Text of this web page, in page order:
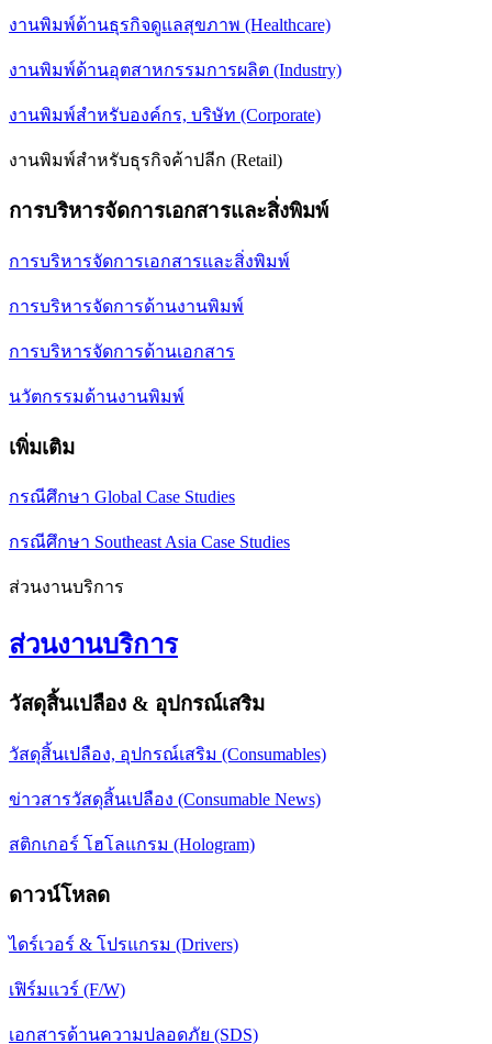
งานพิมพ์ด้านธุรกิจดูแลสุขภาพ (Healthcare)
งานพิมพ์ด้านอุตสาหกรรมการผลิต (Industry)
งานพิมพ์สำหรับองค์กร, บริษัท (Corporate)
งานพิมพ์สำหรับธุรกิจค้าปลีก (Retail)
การบริหารจัดการเอกสารและสิ่งพิมพ์
การบริหารจัดการเอกสารและสิ่งพิมพ์
การบริหารจัดการด้านงานพิมพ์
การบริหารจัดการด้านเอกสาร
นวัตกรรมด้านงานพิมพ์
เพิ่มเติม
กรณีศึกษา Global Case Studies
กรณีศึกษา Southeast Asia Case Studies
ส่วนงานบริการ
ส่วนงานบริการ
วัสดุสิ้นเปลือง & อุปกรณ์เสริม
วัสดุสิ้นเปลือง, อุปกรณ์เสริม (Consumables)
ข่าวสารวัสดุสิ้นเปลือง (Consumable News)
สติกเกอร์ โฮโลแกรม (Hologram)
ดาวน์โหลด
ไดร์เวอร์ & โปรแกรม (Drivers)
เฟิร์มแวร์ (F/W)
เอกสารด้านความปลอดภัย (SDS)